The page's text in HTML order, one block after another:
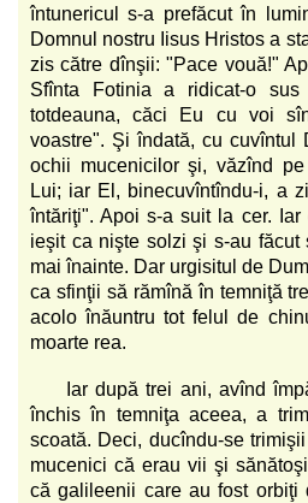
întunericul s-a prefăcut în
Domnul nostru Iisus Hristos a
zis către dînşii: "Pace vouă!"
Sfînta Fotinia a ridicat-o
totdeauna, căci Eu cu voi
voastre". Şi îndată, cu cuvîntul
ochii mucenicilor şi, văzînd
Lui; iar El, binecuvîntîndu-i, a
întăriţi". Apoi s-a suit la cer.
ieşit ca nişte solzi şi s-au făcut
mai înainte. Dar urgisitul de
ca sfinţii să rămînă în temniţă
acolo înăuntru tot felul de
moarte rea.
Iar după trei ani, avînd
închis în temniţa aceea, a
scoată. Deci, ducîndu-se
mucenici că erau vii şi
că galileenii care au fost